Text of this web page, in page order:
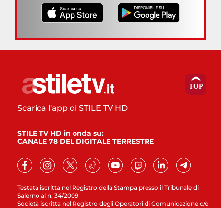
Testata iscritta nel Registro della Stampa presso il Tribunale di
Salerno al n. 34/2009
Società iscritta nel Registro degli Operatori di Comunicazione c/o
Scarica l'app di STILE TV HD
STILE TV HD in onda su:
CANALE 78 DEL DIGITALE TERRESTRE